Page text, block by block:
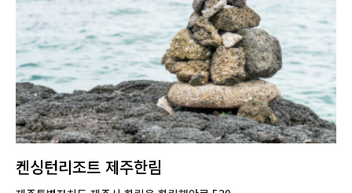
켄싱턴리조트 제주한림